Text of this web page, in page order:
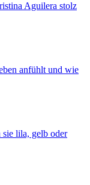
Aguilera stolz
anfühlt und wie
lila, gelb oder